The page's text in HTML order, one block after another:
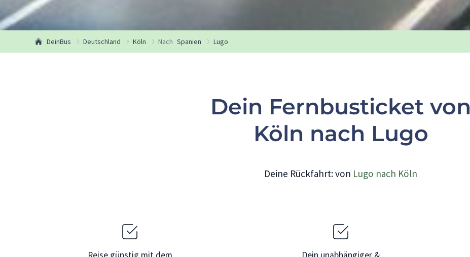
DeinBus Deutschland Köln Nach Spanien Lugo
Dein Fernbusticket von
Köln nach Lugo
Deine Rückfahrt: von Lugo nach Köln